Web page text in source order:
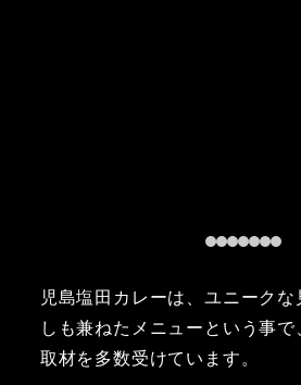
児島塩田カレーは、ユニークな
しも兼ねたメニューという事
取材を多数受けています。